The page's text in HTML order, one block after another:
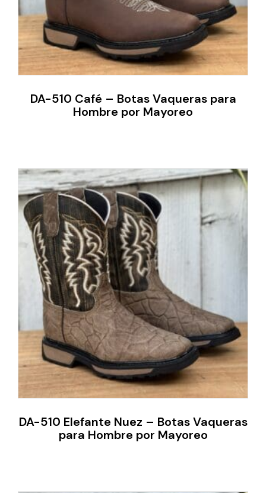
DA-510 Café – Botas Vaqueras para
Hombre por Mayoreo
DA-510 Elefante Nuez – Botas Vaqueras
para Hombre por Mayoreo